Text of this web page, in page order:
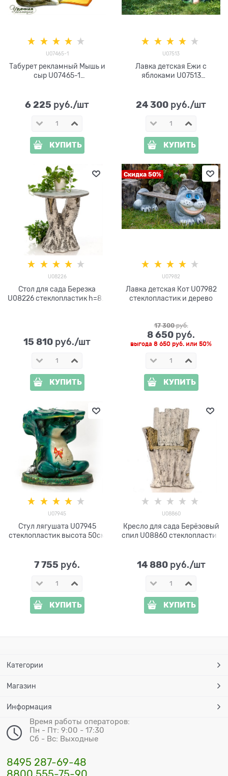
U07465-1
Табурет рекламный Мышь и
сыр U07465-1
6 225 руб./шт
КУПИТЬ
U07513
Лавка детская Ежи с
яблоками U07513
24 300 руб./шт
КУПИТЬ
U08226
Стол для сада Березка
U08226 стеклопластик h=80
15 810 руб./шт
КУПИТЬ
Скидка 50%
U07982
Лавка детская Кот U07982
стеклопластик и дерево
17 300 руб.
8 650 руб.
выгода 8 650 руб. или 50%
КУПИТЬ
U07945
Стул лягушата U07945
стеклопластик высота 50см
7 755 руб.
КУПИТЬ
U08860
Кресло для сада Берёзовый
спил U08860 стеклопластик
14 880 руб./шт
КУПИТЬ
Категории
Магазин
Информация
Время работы операторов:
Пн - Пт: 9:00 - 17:30
Сб - Вс: Выходные
8495 287-69-48